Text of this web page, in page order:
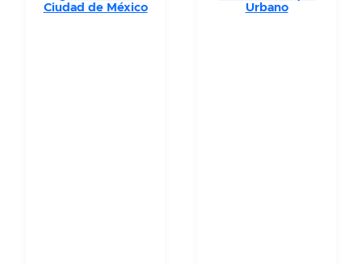
Ciudad de México
Urbano